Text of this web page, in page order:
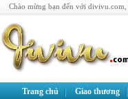
Chào mừng bạn đến với divivu.com,
Trang chủ Giao thương